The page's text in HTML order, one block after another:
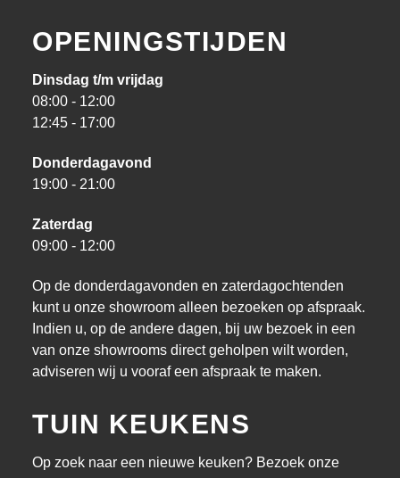
OPENINGSTIJDEN
Dinsdag t/m vrijdag
08:00 - 12:00
12:45 - 17:00
Donderdagavond
19:00 - 21:00
Zaterdag
09:00 - 12:00
Op de donderdagavonden en zaterdagochtenden
kunt u onze showroom alleen bezoeken op afspraak.
Indien u, op de andere dagen, bij uw bezoek in een
van onze showrooms direct geholpen wilt worden,
adviseren wij u vooraf een afspraak te maken.
TUIN KEUKENS
Op zoek naar een nieuwe keuken? Bezoek onze